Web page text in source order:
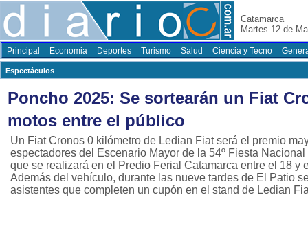
Catamarca
Martes 12 de
Principal Economia Deportes Turismo Salud Ciencia y Tecno
Espectáculos
Poncho 2025: Se sortearán un Fiat
motos entre el público
Un Fiat Cronos 0 kilómetro de Ledian Fiat será el premio
espectadores del Escenario Mayor de la 54º Fiesta
que se realizará en el Predio Ferial Catamarca entre el 18 y
Además del vehículo, durante las nueve tardes de El Patio
asistentes que completen un cupón en el stand de Ledian